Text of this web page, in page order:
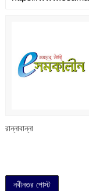
রান্নাবান্না
নবীনতর পোস্ট